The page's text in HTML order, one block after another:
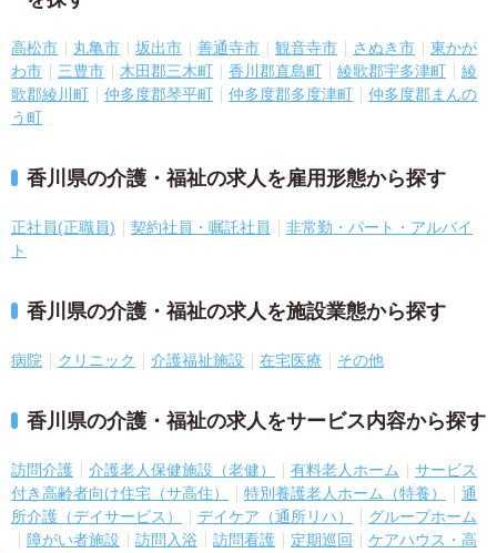
高松市 丸亀市 坂出市 善通寺市 観音寺市 さぬき市
東かが
わ市
三豊市 木田郡三木町 香川郡直島町 綾歌郡宇多津町
綾
歌郡綾川町
仲多度郡琴平町 仲多度郡多度津町
仲多度郡まんの
う町
香川県の介護・福祉の求人を雇用形態から探す
正社員(正職員) 契約社員・嘱託社員
非常勤・パート・アルバイ
ト
香川県の介護・福祉の求人を施設業態から探す
病院 クリニック 介護福祉施設 在宅医療 その他
香川県の介護・福祉の求人をサービス内容から探す
訪問介護 介護老人保健施設（老健） 有料老人ホーム
サービス
付き高齢者向け住宅（サ高住）
特別養護老人ホーム（特養）
通
所介護（デイサービス）
デイケア（通所リハ）
グループホーム
障がい者施設
訪問入浴 訪問看護 定期巡回
ケアハウス・高